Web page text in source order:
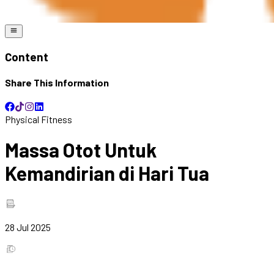
Content
Share This Information
Physical Fitness
Massa Otot Untuk
Kemandirian di Hari Tua
28 Jul 2025